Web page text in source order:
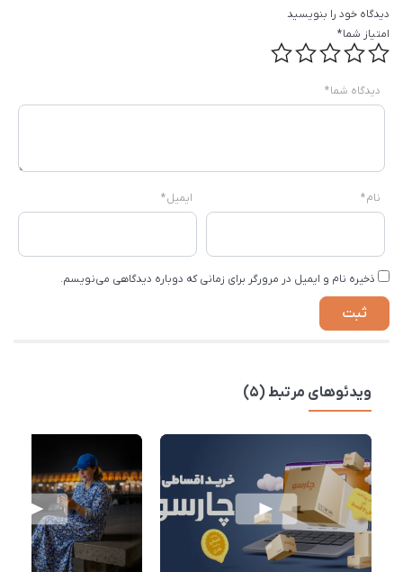
دیدگاه خود را بنویسید
امتیاز شما*
دیدگاه شما*
نام* ایمیل*
ذخیره نام و ایمیل در مرورگر برای زمانی که دوباره دیدگاهی می‌نویسم.
ویدئوهای مرتبط (5)